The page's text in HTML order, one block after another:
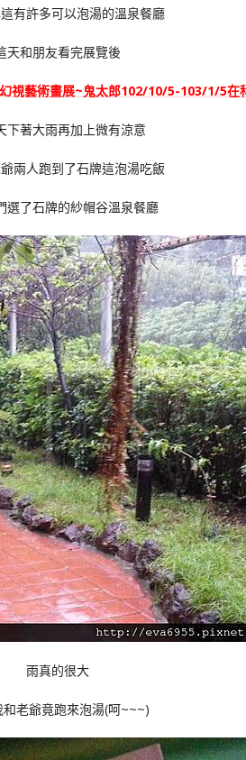
有許多可以泡湯的溫泉餐廳
天和朋友看完展覽後
視藝術畫展~鬼太郎102/10/5-103/1/5在
下著大雨再加上微有涼意
兩人跑到了石牌這泡湯吃飯
選了石牌的紗帽谷溫泉餐廳
雨真的很大
和老爺竟跑來泡湯(呵~~~)